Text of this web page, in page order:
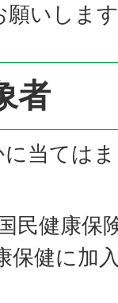
願いしま
者
当ては
民健康保
保健に加